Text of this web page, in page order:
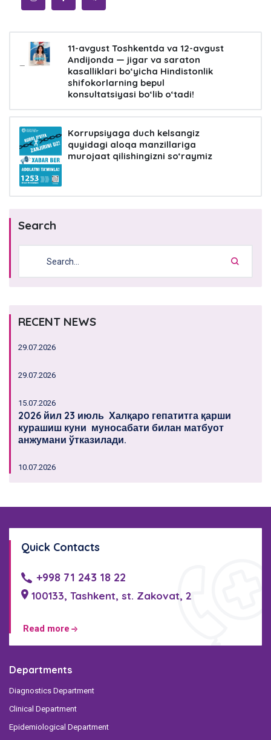
11-avgust Toshkentda va 12-avgust
Andijonda — jigar va saraton
kasalliklari bo‘yicha Hindistonlik
shifokorlarning bepul
konsultatsiyasi bo‘lib o‘tadi!
Korrupsiyaga duch kelsangiz
quyidagi aloqa manzillariga
murojaat qilishingizni so‘raymiz
Search
RECENT NEWS
29.07.2026
29.07.2026
15.07.2026
2026 йил 23 июль Халқаро гепатитга қарши
курашиш куни муносабати билан матбуот
анжумани ўтказилади.
10.07.2026
Quick Contacts
+998 71 243 18 22
100133, Tashkent, st. Zakovat, 2
Read more
Departments
Diagnostics Department
Clinical Department
Epidemiological Department